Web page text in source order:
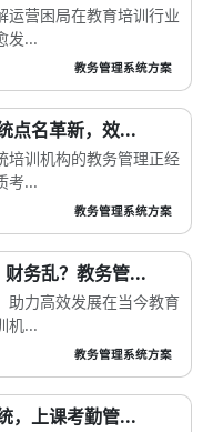
运营困局在教育培训行业
发...
教务管理系统方案
点名革新，效...
培训机构的教务管理正经
考...
教务管理系统方案
务乱？教务管...
助力高效发展在当今教育
机...
教务管理系统方案
，上课考勤管...